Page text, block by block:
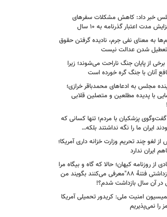
خبر داد: کاهش مشکلات سفرهای
مدت اعتبار گذرنامه به ۱۰ سال
به معنای نفی جرم، نادیده گرفتن حقوق
تعطیل شدن عدالت نیست
برخی از پایان جنگ ناراحت می‌شوند؛ زیرا
آنان با جنگ گره خورده است
مجلس به ادعاهای محمدباقر خرازی؛
با پدیده مطلعین و متصلین قلابی
گفت‌وگوی پزشکیان با مردم؛ تنها کسانی که
ایران ما را نگه نداشتند بلکه…
لغو چند تحریم وزارت خزانه داری آمریکا؛
ایران ندارد
از روزنامه کیهان؛ حالا که گاه و بیگاه مرا
به عنوان"بازداشتی فتنهٔ ۸۸"معرفی می‌کنند بگویند من
در آن سال بازداشت شدم؟!
امنیت ملی: کریدور تحمیلی آمریکا
را نمی‌پذیریم